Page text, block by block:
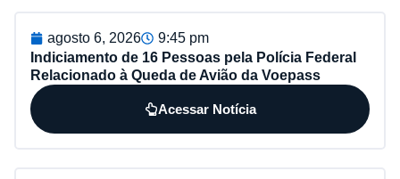
agosto 6, 2026
9:45 pm
Indiciamento de 16 Pessoas pela Polícia Federal
Relacionado à Queda de Avião da Voepass
Acessar Notícia